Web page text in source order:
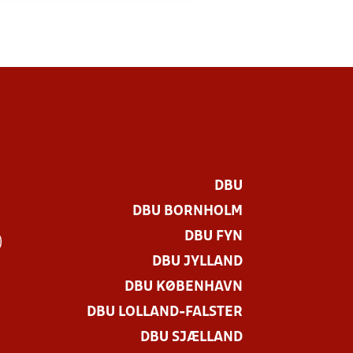
DBU
DBU BORNHOLM
DBU FYN
DBU JYLLAND
DBU KØBENHAVN
DBU LOLLAND-FALSTER
DBU SJÆLLAND